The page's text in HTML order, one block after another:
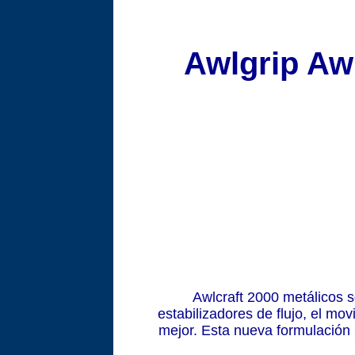
Awlgrip
Awlcraft 2000 metálicos
estabilizadores de flujo, el
mejor. Esta nueva